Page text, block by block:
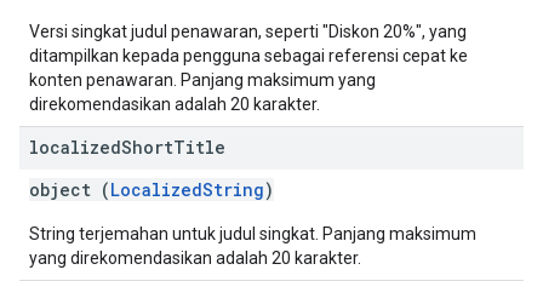
Versi singkat judul penawaran, seperti "Diskon 20%", yang
ditampilkan kepada pengguna sebagai referensi cepat ke
konten penawaran. Panjang maksimum yang
direkomendasikan adalah 20 karakter.
localizedShortTitle
object (LocalizedString)
String terjemahan untuk judul singkat. Panjang maksimum
yang direkomendasikan adalah 20 karakter.